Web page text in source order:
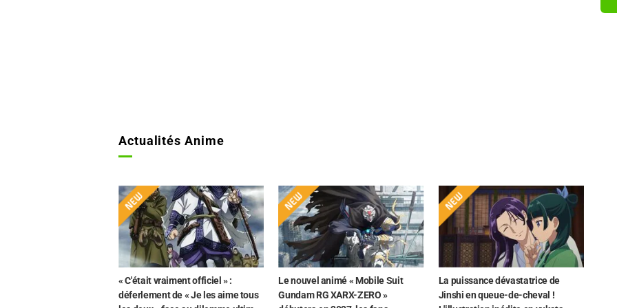
Actualités Anime
« C'était vraiment officiel » :
déferlement de « Je les aime tous
Le nouvel animé « Mobile Suit
Gundam RG XARX-ZERO »
La puissance dévastatrice de
Jinshi en queue-de-cheval !